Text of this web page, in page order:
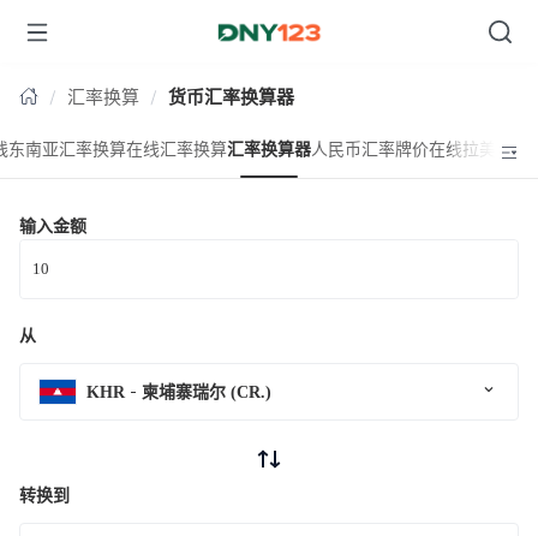
台湾
汇率换算 货币汇率换算器
东南亚汇率换算在线汇率换算汇率换算器人民币汇率牌价在线拉美汇率
输入金额
从
KHR 柬埔寨瑞尔 (CR.)
转换到